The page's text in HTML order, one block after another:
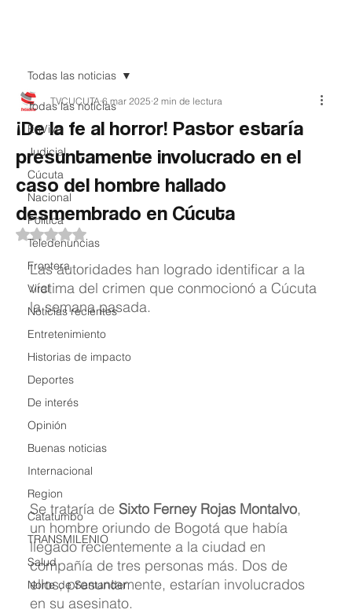
Todas las noticias
EnVivo
Judicial
Cúcuta
Nacional
Política
Teledenuncias
Frontera
Viral
Noticias recientes
Entretenimiento
Historias de impacto
Deportes
De interés
Opinión
Buenas noticias
Internacional
Region
Catatumbo
TRANSMILENIO
Salud
Norte de Santander
Todas las noticias
¡De la fe al horror! Pastor estaría
presuntamente involucrado en el
caso del hombre hallado
desmembrado en Cúcuta
TVCUCUTA 6 mar 2025 2 min de lectura
Obtuvo NaN de 5 estrellas.
Las autoridades han logrado identificar a la
víctima del crimen que conmocionó a Cúcuta
la semana pasada.
Se trataría de Sixto Ferney Rojas Montalvo,
un hombre oriundo de Bogotá que había
llegado recientemente a la ciudad en
compañía de tres personas más. Dos de
ellos, presuntamente, estarían involucrados
en su asesinato.